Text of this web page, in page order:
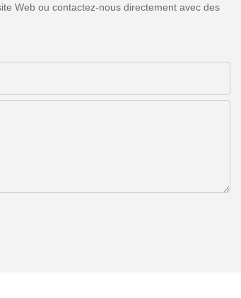
Web ou contactez-nous directement avec des